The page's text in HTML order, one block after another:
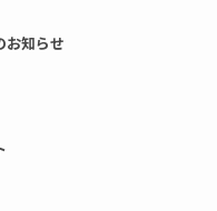
お知らせ